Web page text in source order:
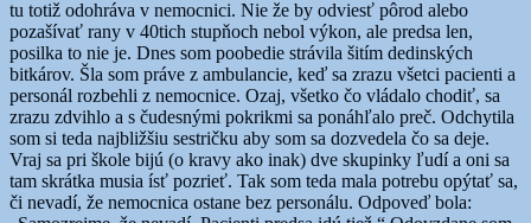
tu totiž odohráva v nemocnici. Nie že by odviesť pôrod alebo
pozašívať rany v 40tich stupňoch nebol výkon, ale predsa len,
posilka to nie je. Dnes som poobedie strávila šitím dedinských
bitkárov. Šla som práve z ambulancie, keď sa zrazu všetci pacienti a
personál rozbehli z nemocnice. Ozaj, všetko čo vládalo chodiť, sa
zrazu zdvihlo a s čudesnými pokrikmi sa ponáhľalo preč. Odchytila
som si teda najbližšiu sestričku aby som sa dozvedela čo sa deje.
Vraj sa pri škole bijú (o kravy ako inak) dve skupinky ľudí a oni sa
tam skrátka musia ísť pozrieť. Tak som teda mala potrebu opýtať sa,
či nevadí, že nemocnica ostane bez personálu. Odpoveď bola: